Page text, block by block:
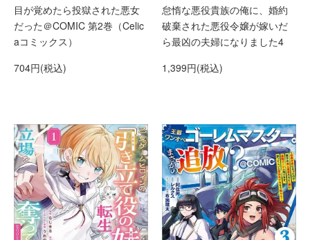
目が覚めたら投獄された悪女
だった＠COMIC 第2巻（Celic
aコミックス）
704円(税込)
怠惰な悪役貴族の俺に、婚約
破棄された悪役令嬢が嫁いだ
ら最凶の夫婦になりました4
1,399円(税込)